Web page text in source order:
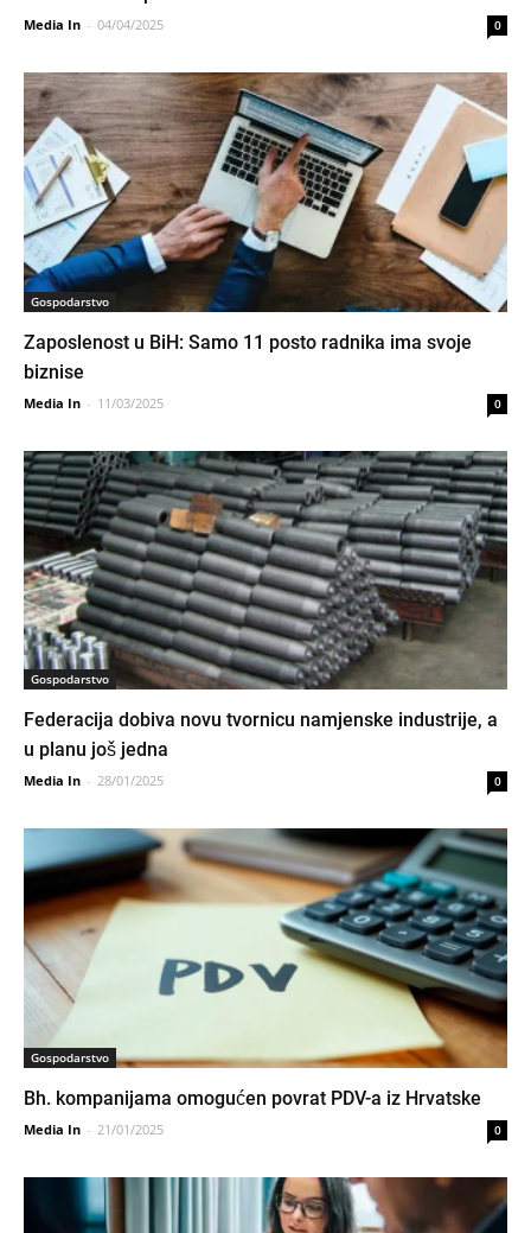
Media In - 04/04/2025 0
Gospodarstvo
Zaposlenost u BiH: Samo 11 posto radnika ima svoje
biznise
Media In - 11/03/2025 0
Gospodarstvo
Federacija dobiva novu tvornicu namjenske industrije, a
u planu još jedna
Media In - 28/01/2025 0
Gospodarstvo
Bh. kompanijama omogućen povrat PDV-a iz Hrvatske
Media In - 21/01/2025 0